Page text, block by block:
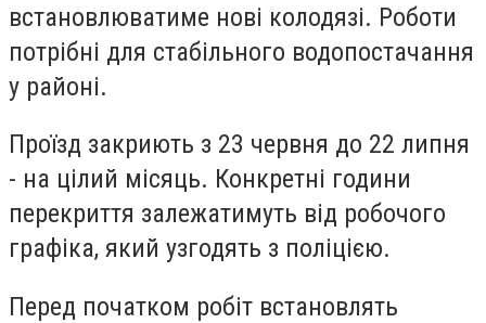
встановлюватиме нові колодязі. Роботи
потрібні для стабільного водопостачання
у районі.
Проїзд закриють з 23 червня до 22 липня
- на цілий місяць. Конкретні години
перекриття залежатимуть від робочого
графіка, який узгодять з поліцією.
Перед початком робіт встановлять